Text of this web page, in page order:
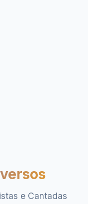
e Cantadas